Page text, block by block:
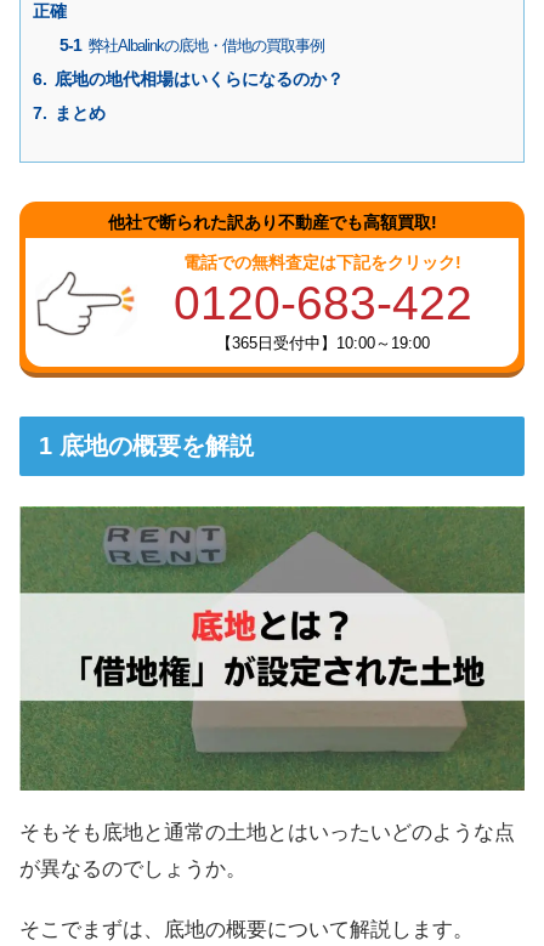
正確
弊社Albalinkの底地・借地の買取事例
底地の地代相場はいくらになるのか？
まとめ
他社で断られた訳あり不動産でも高額買取!
電話での無料査定は下記をクリック!
0120-683-422
【365日受付中】10:00～19:00
底地の概要を解説
そもそも底地と通常の土地とはいったいどのような点
が異なるのでしょうか。
そこでまずは、底地の概要について解説します。